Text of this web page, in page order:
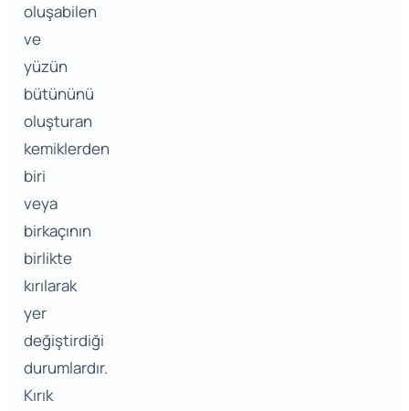
oluşabilen
ve
yüzün
bütününü
oluşturan
kemiklerden
biri
veya
birkaçının
birlikte
kırılarak
yer
değiştirdiği
durumlardır.
Kırık